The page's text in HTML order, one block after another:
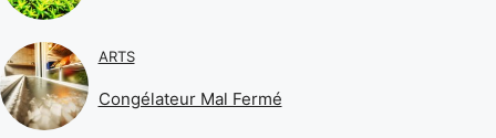
ARTS
Congélateur Mal Fermé